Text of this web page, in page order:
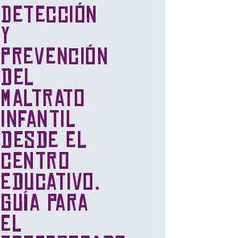
Detección
y
prevención
del
maltrato
infantil
desde el
centro
educativo.
Guía para
el